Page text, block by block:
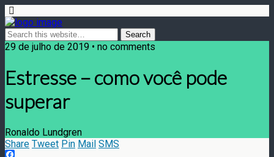
29 de julho de 2019 • no comments
Estresse – como você pode
superar
Ronaldo Lundgren
Share Tweet Pin Mail SMS